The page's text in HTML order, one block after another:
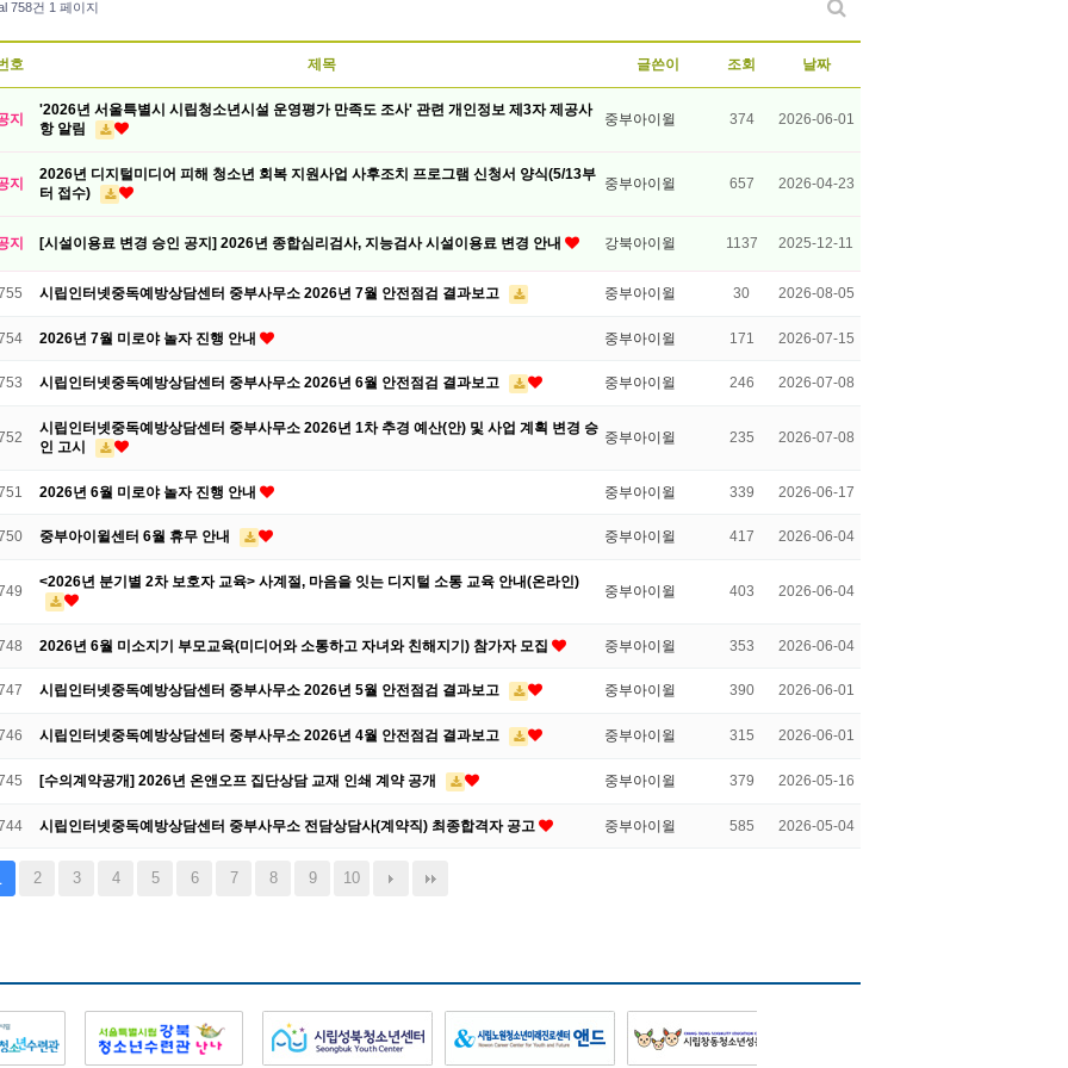
758건 1 페이지
호 제목 글쓴이 조회 날짜
지
'2026년 서울특별시 시립청소년시설 운영평가 만족도 조사' 관련 개인정보 제3자 제공사
항 알림
중부아이윌 374 2026-06-01
지
2026년 디지털미디어 피해 청소년 회복 지원사업 사후조치 프로그램 신청서 양식(5/13부
터 접수)
중부아이윌 657 2026-04-23
지 [시설이용료 변경 승인 공지] 2026년 종합심리검사, 지능검사 시설이용료 변경 안내 강북아이윌 1137 2025-12-11
시립인터넷중독예방상담센터 중부사무소 2026년 7월 안전점검 결과보고 중부아이윌 30 2026-08-05
2026년 7월 미로야 놀자 진행 안내 중부아이윌 171 2026-07-15
시립인터넷중독예방상담센터 중부사무소 2026년 6월 안전점검 결과보고 중부아이윌 246 2026-07-08
시립인터넷중독예방상담센터 중부사무소 2026년 1차 추경 예산(안) 및 사업 계획 변경 승
인 고시
중부아이윌 235 2026-07-08
2026년 6월 미로야 놀자 진행 안내 중부아이윌 339 2026-06-17
중부아이윌센터 6월 휴무 안내 중부아이윌 417 2026-06-04
<2026년 분기별 2차 보호자 교육> 사계절, 마음을 잇는 디지털 소통 교육 안내(온라인)
중부아이윌 403 2026-06-04
2026년 6월 미소지기 부모교육(미디어와 소통하고 자녀와 친해지기) 참가자 모집 중부아이윌 353 2026-06-04
시립인터넷중독예방상담센터 중부사무소 2026년 5월 안전점검 결과보고 중부아이윌 390 2026-06-01
시립인터넷중독예방상담센터 중부사무소 2026년 4월 안전점검 결과보고 중부아이윌 315 2026-06-01
[수의계약공개] 2026년 온앤오프 집단상담 교재 인쇄 계약 공개 중부아이윌 379 2026-05-16
시립인터넷중독예방상담센터 중부사무소 전담상담사(계약직) 최종합격자 공고 중부아이윌 585 2026-05-04
2 3 4 5 6 7 8 9 10